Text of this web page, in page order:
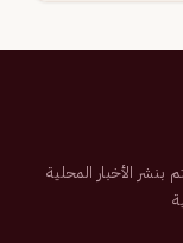
سعودية تم تأسيسها عام 2007م تهتم بنشر الأخبار المحلية